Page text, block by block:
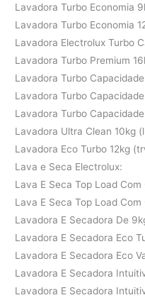
Lavadora Turbo Economia
Lavadora Turbo Economia
Lavadora Electrolux Turbo
Lavadora Turbo Premium
Lavadora Turbo
Lavadora Turbo
Lavadora Turbo
Lavadora Ultra Clean 10kg
Lavadora Eco Turbo 12kg
Lava e Seca Electrolux:
Lava E Seca Top Load
Lava E Seca Top Load
Lavadora E Secadora De
Lavadora E Secadora Eco
Lavadora E Secadora Eco
Lavadora E Secadora
Lavadora E Secadora